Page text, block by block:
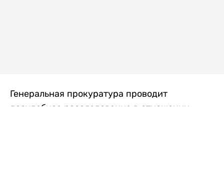
Генеральная прокуратура проводит
досудебное расследование в отношении